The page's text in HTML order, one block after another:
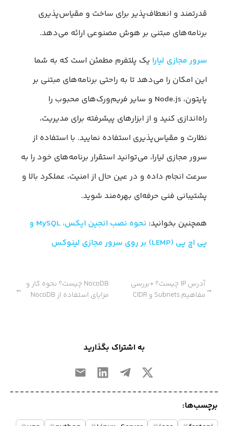
قدرتمند و انعطاف‌پذیر برای ساخت و مقیاس‌پذیری
برنامه‌های مبتنی بر هوش مصنوعی ارائه می‌دهد.
سرور مجازی لیارا یک پلتفرم مطمئن است که به شما
این امکان را می‌دهد تا به راحتی برنامه‌های مبتنی بر
پایتون، Node.js و سایر فریم‌ورک‌های محبوب را
راه‌اندازی کنید و از ابزارهای پیشرفته برای مدیریت،
نظارت و مقیاس‌پذیری استفاده نمایید. با استفاده از
سرور مجازی لیارا، می‌توانید استقرار برنامه‌های خود را به
سرعت انجام داده و در عین حال از امنیت، عملکرد بالا و
پشتیبانی فنی حرفه‌ای بهره‌مند شوید.
همچنین بخوانید:
نحوه نصب انجین ایکس، MySQL و
پی اچ پی (LEMP) بر روی سرور مجازی لینوکس
→
آدرس IP چیست؟ +بررسی
مفاهیم Subnets و CIDR
NocoDB چیست؟ نحوه کار و
مزایای استفاده از NocoDB
←
به اشتراک بگذارید
برچسب‌ها: